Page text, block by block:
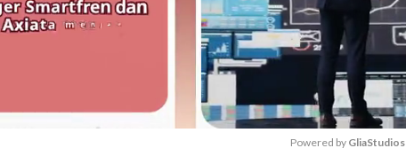
Powered by GliaStudios